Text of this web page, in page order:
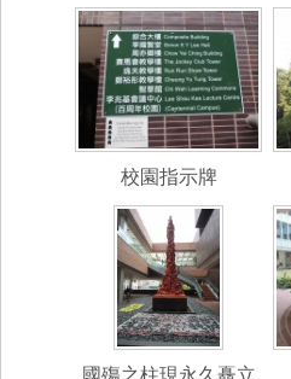
校園指示牌
國殤之柱現永久矗立